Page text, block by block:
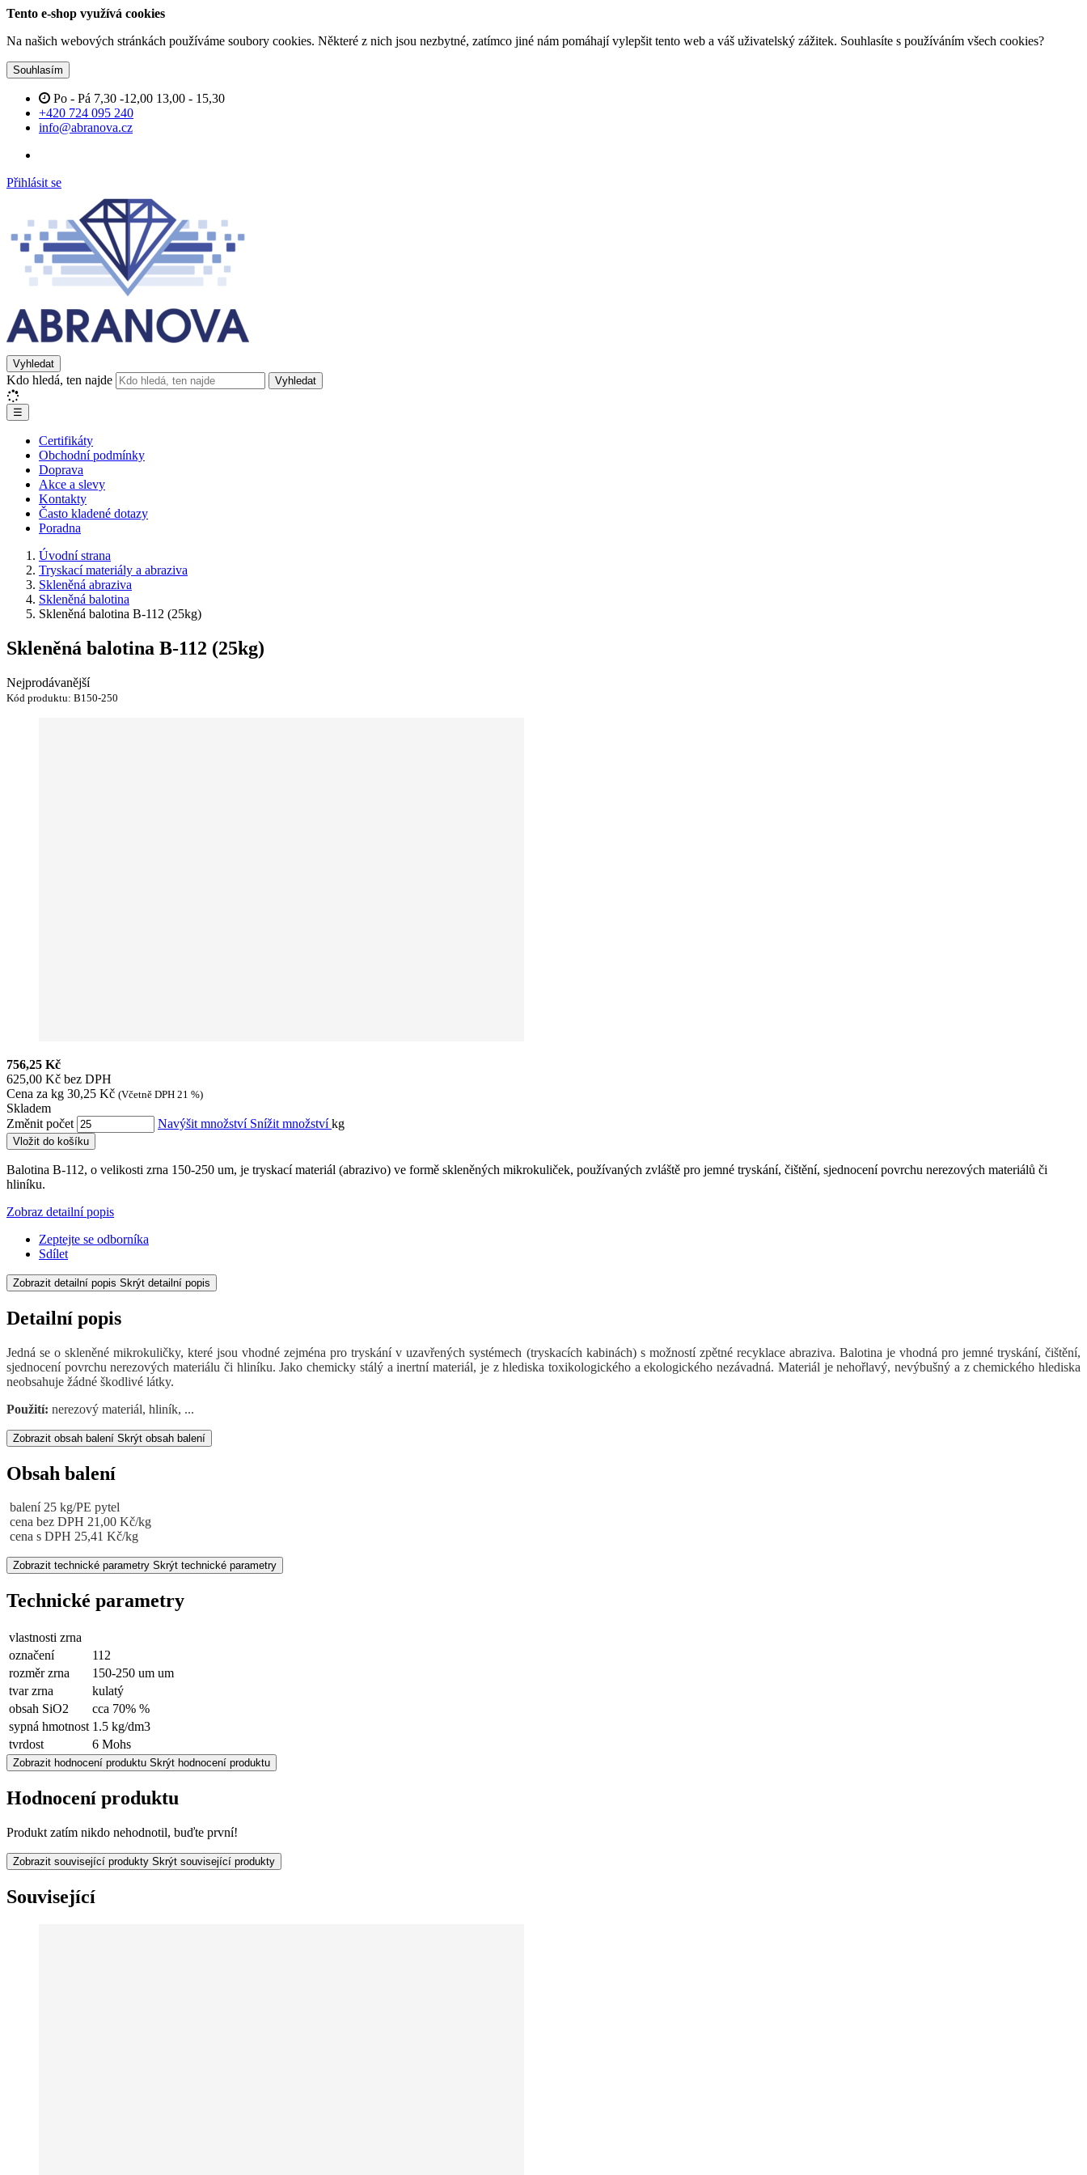
Tento e-shop využívá cookies
Na našich webových stránkách používáme soubory cookies. Některé z nich jsou nezbytné, zatímco jiné nám pomáhají vylepšit tento web a váš uživatelský zážitek. Souhlasíte s používáním všech cookies?
Souhlasím
Po - Pá 7,30 -12,00 13,00 - 15,30
+420 724 095 240
info@abranova.cz
Přihlásit se
Vyhledat
Kdo hledá, ten najde Vyhledat
☰
Certifikáty
Obchodní podmínky
Doprava
Akce a slevy
Kontakty
Často kladené dotazy
Poradna
Úvodní strana
Tryskací materiály a abraziva
Skleněná abraziva
Skleněná balotina
Skleněná balotina B-112 (25kg)
Skleněná balotina B-112 (25kg)
Nejprodávanější
Kód produktu: B150-250
756,25 Kč
625,00 Kč bez DPH
Cena za kg 30,25 Kč (Včetně DPH 21 %)
Skladem
Změnit počet
Navýšit množství Snížit množstvíkg
Vložit do košíku
Balotina B-112, o velikosti zrna 150-250 um, je tryskací materiál (abrazivo) ve formě skleněných mikrokuliček, používaných zvláště pro jemné tryskání, čištění, sjednocení povrchu nerezových materiálů či
hliníku.
Zobraz detailní popis
Zeptejte se odborníka
Sdílet
Zobrazit detailní popis Skrýt detailní popis
Detailní popis
Jedná se o skleněné mikrokuličky, které jsou vhodné zejména pro tryskání v uzavřených systémech (tryskacích kabinách) s možností zpětné recyklace abraziva. Balotina je vhodná pro jemné tryskání, čištění,
sjednocení povrchu nerezových materiálu či hliníku. Jako chemicky stálý a inertní materiál, je z hlediska toxikologického a ekologického nezávadná. Materiál je nehořlavý, nevýbušný a z chemického hlediska
neobsahuje žádné škodlivé látky.
Použití: nerezový materiál, hliník, ...
Zobrazit obsah balení Skrýt obsah balení
Obsah balení
balení 25 kg/PE pytel
cena bez DPH 21,00 Kč/kg
cena s DPH 25,41 Kč/kg
Zobrazit technické parametry Skrýt technické parametry
Technické parametry
vlastnosti zrna
označení
112
rozměr zrna
150-250 um um
tvar zrna
kulatý
obsah SiO2
cca 70% %
sypná hmotnost 1.5 kg/dm3
tvrdost
6 Mohs
Zobrazit hodnocení produktu Skrýt hodnocení produktu
Hodnocení produktu
Produkt zatím nikdo nehodnotil, buďte první!
Zobrazit související produkty Skrýt související produkty
Související